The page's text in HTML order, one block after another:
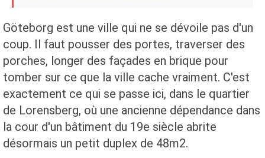
Göteborg est une ville qui ne se dévoile pas d'un
coup. Il faut pousser des portes, traverser des
porches, longer des façades en brique pour
tomber sur ce que la ville cache vraiment. C'est
exactement ce qui se passe ici, dans le quartier
de Lorensberg, où une ancienne dépendance dans
la cour d'un bâtiment du 19e siècle abrite
désormais un petit duplex de 48m2.